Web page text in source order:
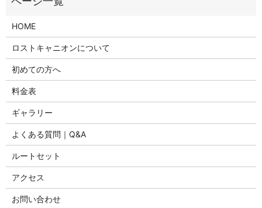
HOME
ロストキャニオンについて
初めての方へ
料金表
ギャラリー
よくある質問｜Q&A
ルートセット
アクセス
お問い合わせ